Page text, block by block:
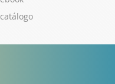
catálogo